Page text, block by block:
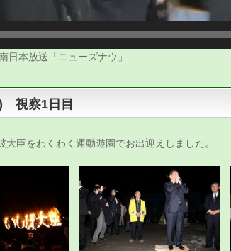
日本放送「ニューズナウ」
視察1日目
大臣をわくわく運動遊園でお出迎えしました。